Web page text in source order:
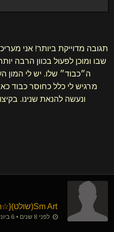
תגובה מדוייקת ביותר! אני
שבו ומוכן לפעול בכוון הרבה
ה״כבוד״ שלו. יש לי המון
מרגיש לי כלל כחוסר כבוד
ונעשה להנאת שנינו.
Sm Art​(שולט) ​{
☆Sm
לפני 8 שנים • 6 ביוני 2018